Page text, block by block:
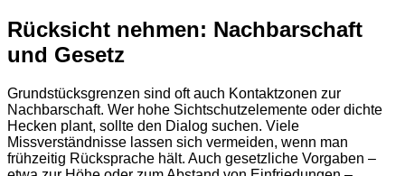
Rücksicht nehmen: Nachbarschaft
und Gesetz
Grundstücksgrenzen sind oft auch Kontaktzonen zur
Nachbarschaft. Wer hohe Sichtschutzelemente oder dichte
Hecken plant, sollte den Dialog suchen. Viele
Missverständnisse lassen sich vermeiden, wenn man
frühzeitig Rücksprache hält. Auch gesetzliche Vorgaben –